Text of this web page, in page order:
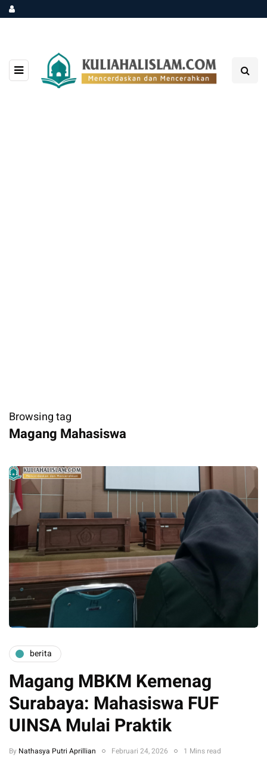
Browsing tag
Magang Mahasiswa
berita
Magang MBKM Kemenag
Surabaya: Mahasiswa FUF
UINSA Mulai Praktik
By Nathasya Putri Aprillian Februari 24, 2026 1 Mins read